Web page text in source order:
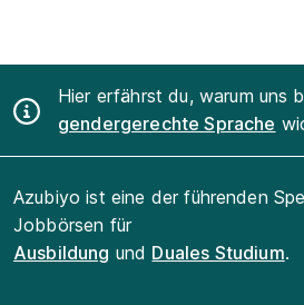
Hier erfährst du, warum uns
gendergerechte Sprache
Azubiyo ist eine der führenden
Jobbörsen für
Ausbildung und Duales Studium.